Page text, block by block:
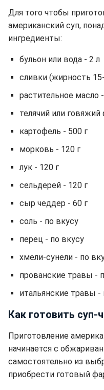
Для того чтобы
американский суп,
ингредиенты:
бульон или вода - 2 л
сливки (жирность
растительное масло
телячий или
картофель - 500 г
морковь - 120 г
лук - 120 г
сельдерей - 120 г
сыр чеддер - 60 г
соль - по вкусу
перец - по вкусу
хмели-сунели - по
прованские травы -
итальянские травы -
Как готовить суп-
Приготовление
начинается с
самостоятельно из
приобрести готовый